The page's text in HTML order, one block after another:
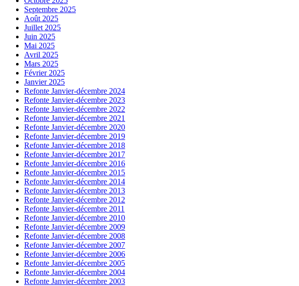
Septembre 2025
Août 2025
Juillet 2025
Juin 2025
Mai 2025
Avril 2025
Mars 2025
Février 2025
Janvier 2025
Refonte Janvier-décembre 2024
Refonte Janvier-décembre 2023
Refonte Janvier-décembre 2022
Refonte Janvier-décembre 2021
Refonte Janvier-décembre 2020
Refonte Janvier-décembre 2019
Refonte Janvier-décembre 2018
Refonte Janvier-décembre 2017
Refonte Janvier-décembre 2016
Refonte Janvier-décembre 2015
Refonte Janvier-décembre 2014
Refonte Janvier-décembre 2013
Refonte Janvier-décembre 2012
Refonte Janvier-décembre 2011
Refonte Janvier-décembre 2010
Refonte Janvier-décembre 2009
Refonte Janvier-décembre 2008
Refonte Janvier-décembre 2007
Refonte Janvier-décembre 2006
Refonte Janvier-décembre 2005
Refonte Janvier-décembre 2004
Refonte Janvier-décembre 2003